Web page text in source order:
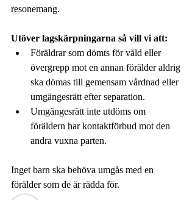
resonemang.
Utöver lagskärpningarna så vill vi att:
Föräldrar som dömts för våld eller
övergrepp mot en annan förälder aldrig
ska dömas till gemensam vårdnad eller
umgängesrätt efter separation.
Umgängesrätt inte utdöms om
föräldern har kontaktförbud mot den
andra vuxna parten.
Inget barn ska behöva umgås med en
förälder som de är rädda för.